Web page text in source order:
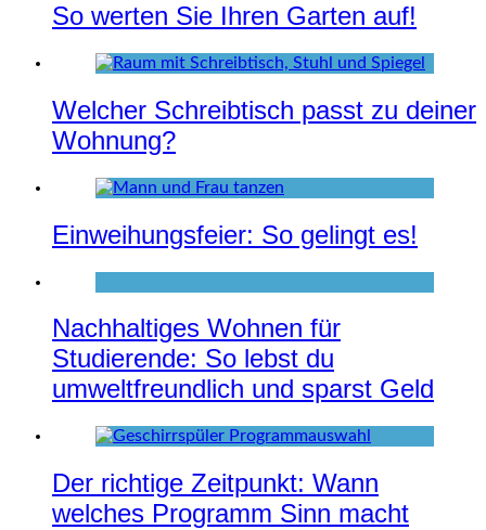
So werten Sie Ihren Garten auf!
Welcher Schreibtisch passt zu deiner
Wohnung?
Einweihungsfeier: So gelingt es!
Nachhaltiges Wohnen für
Studierende: So lebst du
umweltfreundlich und sparst Geld
Der richtige Zeitpunkt: Wann
welches Programm Sinn macht